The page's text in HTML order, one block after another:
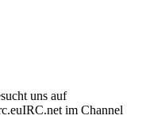
uns auf
im Channel